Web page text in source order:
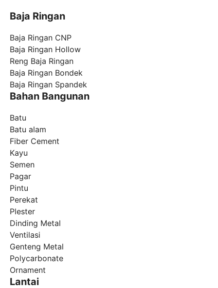
Baja Ringan
Baja Ringan CNP
Baja Ringan Hollow
Reng Baja Ringan
Baja Ringan Bondek
Baja Ringan Spandek
Bahan Bangunan
Batu
Batu alam
Fiber Cement
Kayu
Semen
Pagar
Pintu
Perekat
Plester
Dinding Metal
Ventilasi
Genteng Metal
Polycarbonate
Ornament
Lantai